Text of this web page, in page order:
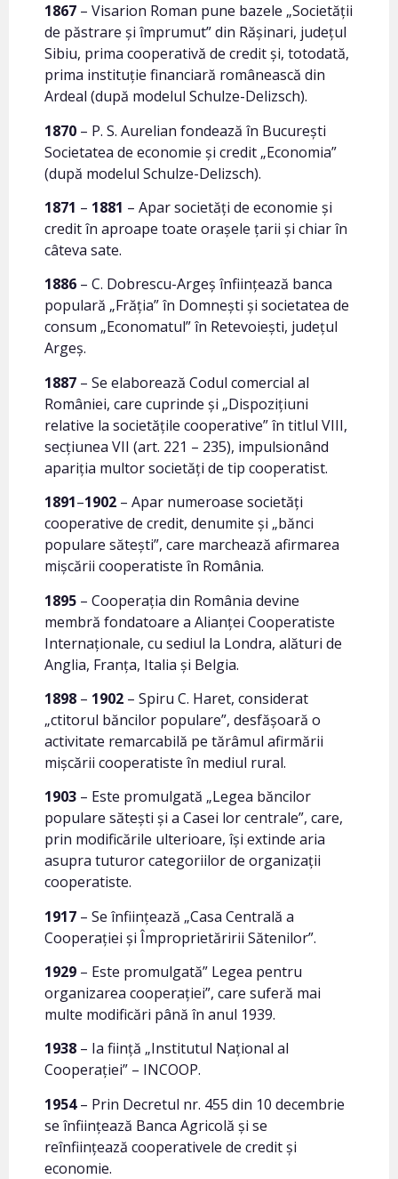
1867 – Visarion Roman pune bazele „Societăţii
de păstrare şi împrumut” din Răşinari, judeţul
Sibiu, prima cooperativă de credit şi, totodată,
prima instituţie financiară românească din
Ardeal (după modelul Schulze-Delizsch).
1870 – P. S. Aurelian fondează în Bucureşti
Societatea de economie şi credit „Economia”
(după modelul Schulze-Delizsch).
1871 – 1881 – Apar societăţi de economie şi
credit în aproape toate oraşele ţarii şi chiar în
câteva sate.
1886 – C. Dobrescu-Argeş înfiinţează banca
populară „Frăţia” în Domneşti şi societatea de
consum „Economatul” în Retevoieşti, judeţul
Argeş.
1887 – Se elaborează Codul comercial al
României, care cuprinde şi „Dispoziţiuni
relative la societăţile cooperative” în titlul VIII,
secţiunea VII (art. 221 – 235), impulsionând
apariţia multor societăţi de tip cooperatist.
1891–1902 – Apar numeroase societăţi
cooperative de credit, denumite şi „bănci
populare săteşti”, care marchează afirmarea
mişcării cooperatiste în România.
1895 – Cooperaţia din România devine
membră fondatoare a Alianţei Cooperatiste
Internaţionale, cu sediul la Londra, alături de
Anglia, Franţa, Italia şi Belgia.
1898 – 1902 – Spiru C. Haret, considerat
„ctitorul băncilor populare”, desfăşoară o
activitate remarcabilă pe tărâmul afirmării
mişcării cooperatiste în mediul rural.
1903 – Este promulgată „Legea băncilor
populare săteşti şi a Casei lor centrale”, care,
prin modificările ulterioare, îşi extinde aria
asupra tuturor categoriilor de organizaţii
cooperatiste.
1917 – Se înfiinţează „Casa Centrală a
Cooperaţiei şi Împroprietăririi Sătenilor”.
1929 – Este promulgată” Legea pentru
organizarea cooperaţiei”, care suferă mai
multe modificări până în anul 1939.
1938 – Ia fiinţă „Institutul Naţional al
Cooperaţiei” – INCOOP.
1954– Prin Decretul nr. 455 din 10 decembrie
se înfiinţează Banca Agricolă şi se
reînfiinţează cooperativele de credit şi
economie.